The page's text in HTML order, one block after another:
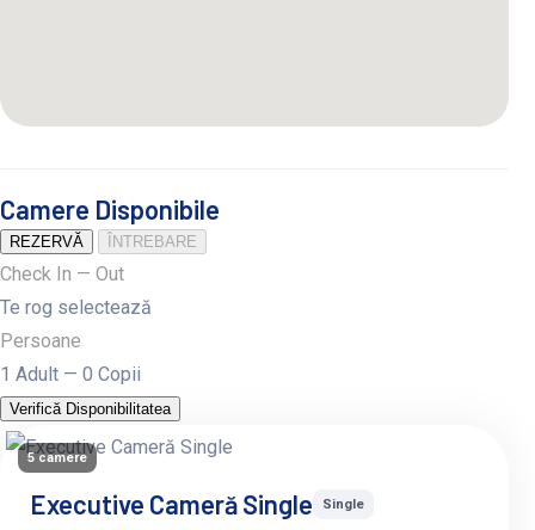
Camere Disponibile
REZERVĂ ÎNTREBARE
Check In — Out
Te rog selectează
Persoane
1 Adult — 0 Copii
Verifică Disponibilitatea
5 camere
Executive Cameră Single Single